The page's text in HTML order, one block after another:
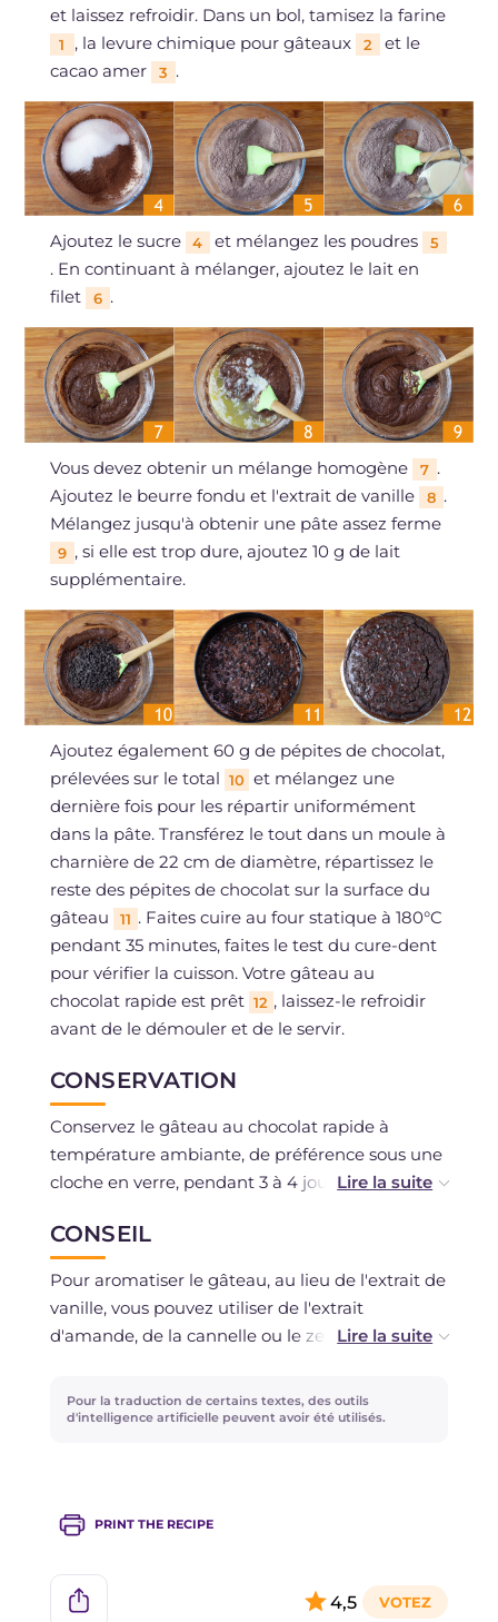
et laissez refroidir. Dans un bol, tamisez la farine
1 , la levure chimique pour gâteaux 2
et le
cacao amer
3 .
Ajoutez le sucre 4 et mélangez les poudres 5
. En continuant à mélanger, ajoutez le lait en
filet
6 .
Vous devez obtenir un mélange homogène 7 .
Ajoutez le beurre fondu et l'extrait de vanille
8 .
Mélangez jusqu'à obtenir une pâte assez ferme
9 , si elle est trop dure, ajoutez 10 g de lait
supplémentaire.
Ajoutez également 60 g de pépites de chocolat,
prélevées sur le total 10 et mélangez une
dernière fois pour les répartir uniformément
dans la pâte. Transférez le tout dans un moule à
charnière de 22 cm de diamètre, répartissez le
reste des pépites de chocolat sur la surface du
gâteau
11 . Faites cuire au four statique à 180°C
pendant 35 minutes, faites le test du cure-dent
pour vérifier la cuisson. Votre gâteau au
chocolat rapide est prêt 12 , laissez-le refroidir
avant de le démouler et de le servir.
CONSERVATION
Conservez le gâteau au chocolat rapide à
température ambiante, de préférence sous une
cloche en verre, pendant 3 à 4 jours maximum.
pendant 3 mois.
CONSEIL
Pour aromatiser le gâteau, au lieu de l'extrait de
vanille, vous pouvez utiliser de l'extrait
d'amande, de la cannelle ou le zeste râpé
des fruits secs hachés.
Pour la traduction de certains textes, des outils
d'intelligence artificielle peuvent avoir été utilisés.
PRINT THE RECIPE
4,5